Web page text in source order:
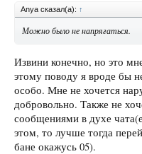
Anya сказал(а): ↑
Можно было не напрягаться.
Извини конечно, но это
этому поводу я вроде бы
особо. Мне не хочется
добровольно. Также не
сообщениями в духе
этом, то лучше тогда
бане окажусь 05).